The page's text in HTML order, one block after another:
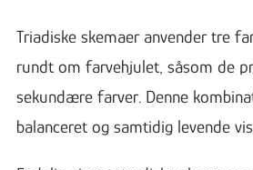
Triadiske skemaer anvender tre
rundt om farvehjulet, såsom de
sekundære farver. Denne
balanceret og samtidig levende